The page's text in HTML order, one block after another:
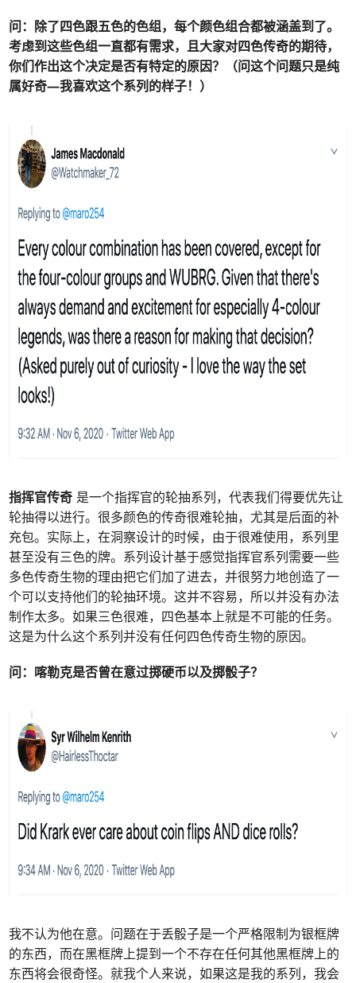
问： 除了四色跟五色的色组，每个颜色组合都被涵盖到了。
考虑到这些色组一直都有需求，且大家对四色传奇的期待，
你们作出这个决定是否有特定的原因？（问这个问题只是纯
属好奇—我喜欢这个系列的样子！）
指挥官传奇 是一个指挥官的轮抽系列，代表我们得要优先让
轮抽得以进行。很多颜色的传奇很难轮抽，尤其是后面的补
充包。实际上，在洞察设计的时候，由于很难使用，系列里
甚至没有三色的牌。系列设计基于感觉指挥官系列需要一些
多色传奇生物的理由把它们加了进去，并很努力地创造了一
个可以支持他们的轮抽环境。这并不容易，所以并没有办法
制作太多。如果三色很难，四色基本上就是不可能的任务。
这是为什么这个系列并没有任何四色传奇生物的原因。
问： 喀勒克是否曾在意过掷硬币以及掷骰子？
我不认为他在意。问题在于丢骰子是一个严格限制为银框牌
的东西，而在黑框牌上提到一个不存在任何其他黑框牌上的
东西将会很奇怪。就我个人来说，如果这是我的系列，我会